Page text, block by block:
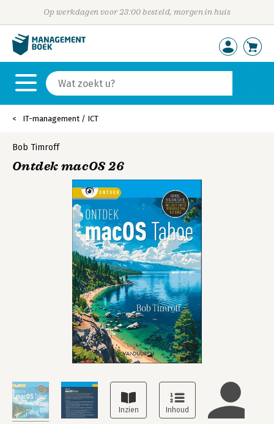
Op werkdagen voor 23:00 besteld, morgen in huis
IT-management / ICT
Bob Timroff
Ontdek macOS 26